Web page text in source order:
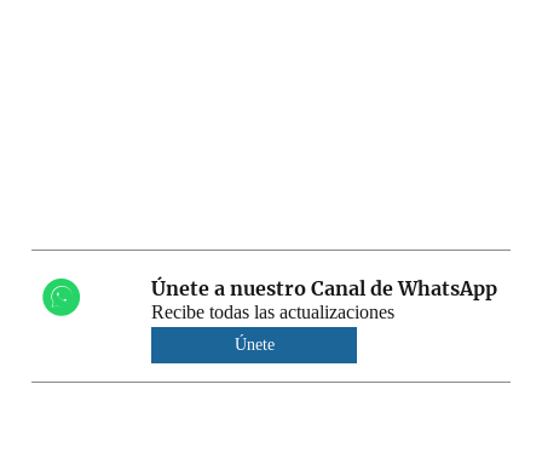
Únete a nuestro Canal de WhatsApp
Recibe todas las actualizaciones
Únete